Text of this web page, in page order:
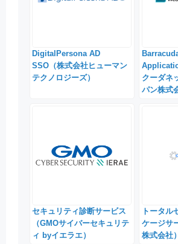
DigitalPersona AD
SSO（株式会社ヒューマン
テクノロジーズ）
クーダネ
パン株式
セキュリティ診断サービス
（GMOサイバーセキュリテ
ィ byイエラエ）
トータル
ケージサ
株式会社）